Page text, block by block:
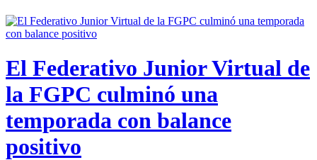
El Federativo Junior Virtual de
la FGPC culminó una
temporada con balance
positivo